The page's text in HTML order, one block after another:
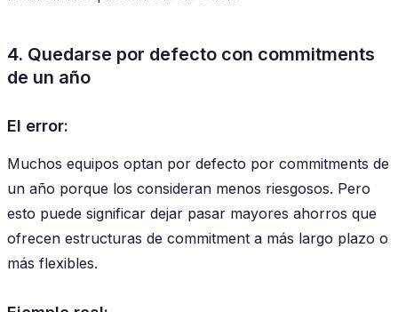
4. Quedarse por defecto con commitments
de un año
El error:
Muchos equipos optan por defecto por commitments de
un año porque los consideran menos riesgosos. Pero
esto puede significar dejar pasar mayores ahorros que
ofrecen estructuras de commitment a más largo plazo o
más flexibles.